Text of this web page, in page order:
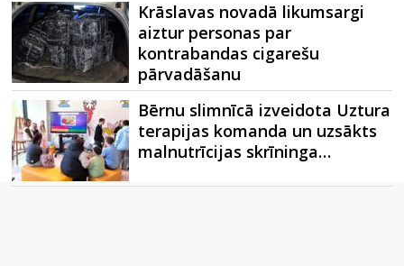
Krāslavas novadā likumsargi
aiztur personas par
kontrabandas cigarešu
pārvadāšanu
Bērnu slimnīcā izveidota Uztura
terapijas komanda un uzsākts
malnutrīcijas skrīninga…